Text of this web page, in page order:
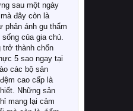
sau một ngày
đây còn là
phản ánh gu thẩm
của gia chủ.
trở thành chốn
5 sao ngay tại
các bộ sản
cao cấp là
Những sản
mang lại cảm